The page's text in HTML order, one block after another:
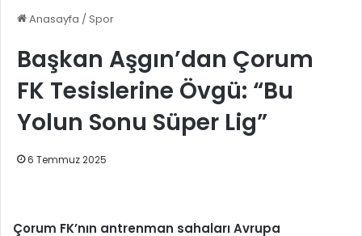
Anasayfa / Spor
Başkan Aşgın’dan Çorum
FK Tesislerine Övgü: “Bu
Yolun Sonu Süper Lig”
6 Temmuz 2025
Çorum FK’nın antrenman sahaları Avrupa